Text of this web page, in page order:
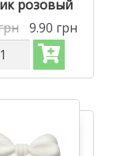
розовый
9.90 грн